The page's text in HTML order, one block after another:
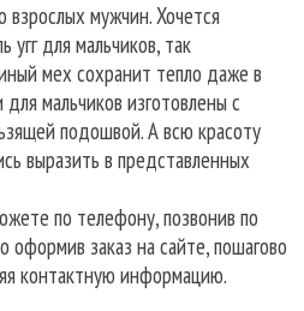
взрослых мужчин. Хочется
для мальчиков, так
мех сохранит тепло даже в
мальчиков изготовлены с
подошвой. А всю красоту
выразить в представленных
по телефону, позвонив по
оформив заказ на сайте, пошагово
контактную информацию.